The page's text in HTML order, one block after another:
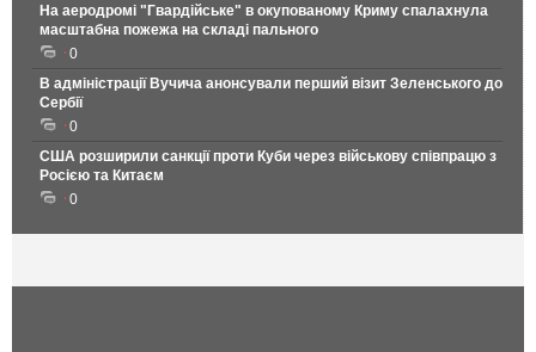
На аеродромі "Гвардійське" в окупованому Криму спалахнула
масштабна пожежа на складі пального
0
В адміністрації Вучича анонсували перший візит Зеленського до
Сербії
0
США розширили санкції проти Куби через військову співпрацю з
Росією та Китаєм
0